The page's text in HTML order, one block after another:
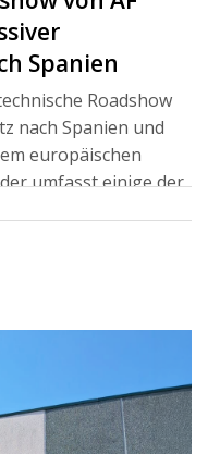
Spanien
Roadshow
nach Spanien und
europäischen
umfasst einige der
bietet